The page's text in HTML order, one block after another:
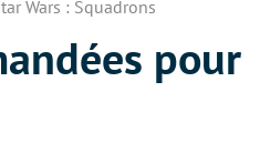
Wars : Squadrons
pour